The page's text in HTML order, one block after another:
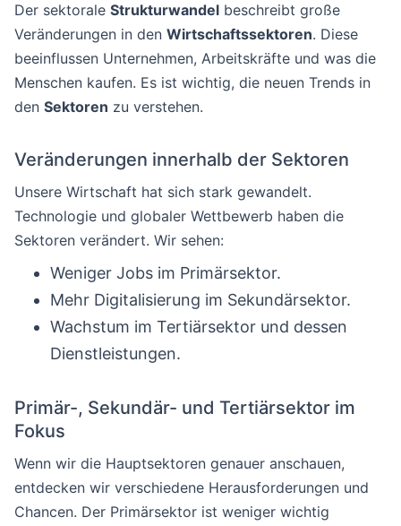
Der sektorale Strukturwandel beschreibt große
Veränderungen in den Wirtschaftssektoren. Diese
beeinflussen Unternehmen, Arbeitskräfte und was die
Menschen kaufen. Es ist wichtig, die neuen Trends in
den Sektoren zu verstehen.
Veränderungen innerhalb der Sektoren
Unsere Wirtschaft hat sich stark gewandelt.
Technologie und globaler Wettbewerb haben die
Sektoren verändert. Wir sehen:
Weniger Jobs im Primärsektor.
Mehr Digitalisierung im Sekundärsektor.
Wachstum im Tertiärsektor und dessen
Dienstleistungen.
Primär-, Sekundär- und Tertiärsektor im
Fokus
Wenn wir die Hauptsektoren genauer anschauen,
entdecken wir verschiedene Herausforderungen und
Chancen. Der Primärsektor ist weniger wichtig